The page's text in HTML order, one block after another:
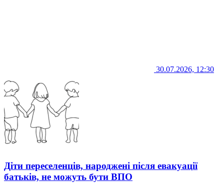
30.07.2026, 12:30
Діти переселенців, народжені після евакуації
батьків, не можуть бути ВПО